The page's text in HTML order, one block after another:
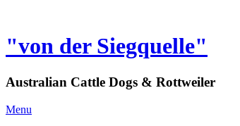
"von der Siegquelle"
Australian Cattle Dogs & Rottweiler
Menu